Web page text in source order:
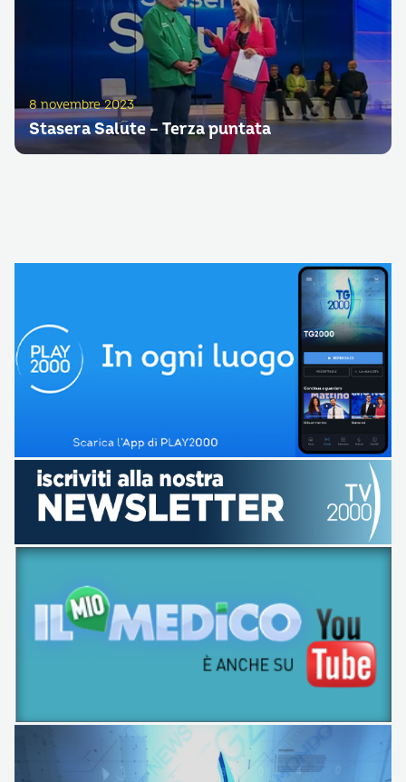
8 novembre 2023
Stasera Salute – Terza puntata